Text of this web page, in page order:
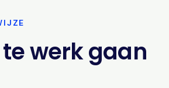
werk gaan